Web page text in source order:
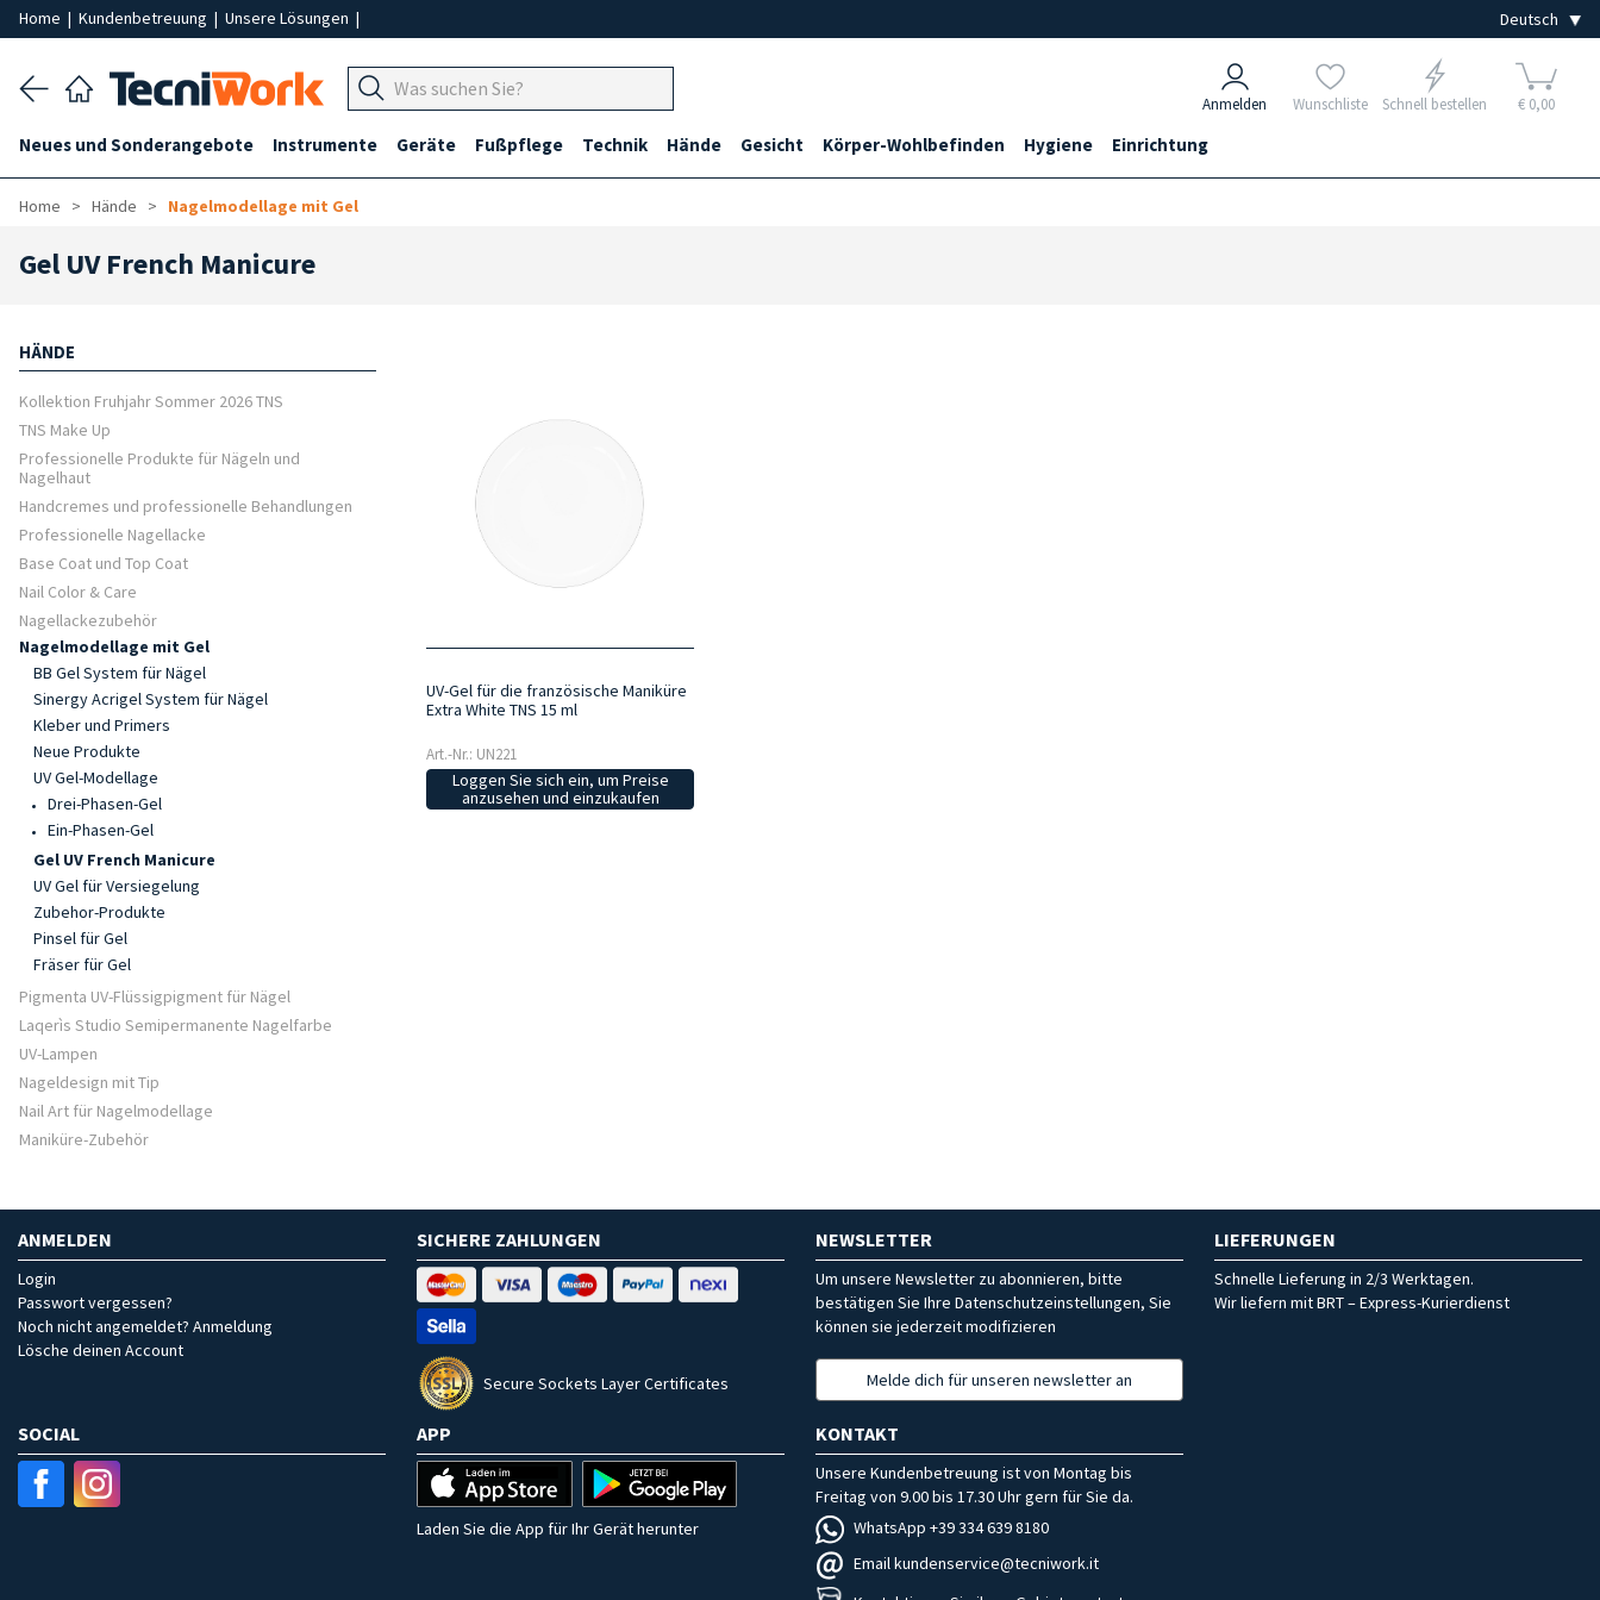
Home | Kundenbetreuung | Unsere Lösungen |
Anmelden Wunschliste Schnell bestellen € 0,00
Neues und Sonderangebote Instrumente Geräte Fußpflege Technik Hände Gesicht Körper-Wohlbefinden Hygiene Einrichtung
Home Hände Nagelmodellage mit Gel
Gel UV French Manicure
HÄNDE
Kollektion Fruhjahr Sommer 2026 TNS
TNS Make Up
Professionelle Produkte für Nägeln und
Nagelhaut
Handcremes und professionelle Behandlungen
Professionelle Nagellacke
Base Coat und Top Coat
Nail Color & Care
Nagellackezubehör
Nagelmodellage mit Gel
BB Gel System für Nägel
Sinergy Acrigel System für Nägel
Kleber und Primers
Neue Produkte
UV Gel-Modellage
Drei-Phasen-Gel
Ein-Phasen-Gel
Gel UV French Manicure
UV Gel für Versiegelung
Zubehor-Produkte
Pinsel für Gel
Fräser für Gel
Pigmenta UV-Flüssigpigment für Nägel
Laqerìs Studio Semipermanente Nagelfarbe
UV-Lampen
Nageldesign mit Tip
Nail Art für Nagelmodellage
Maniküre-Zubehör
UV-Gel für die französische Maniküre
Extra White TNS 15 ml
Art.-Nr.: UN221
Loggen Sie sich ein, um Preise
anzusehen und einzukaufen
ANMELDEN
Login
Passwort vergessen?
Noch nicht angemeldet? Anmeldung
Lösche deinen Account
SICHERE ZAHLUNGEN
Secure Sockets Layer Certificates
NEWSLETTER
Um unsere Newsletter zu abonnieren, bitte
bestätigen Sie Ihre Datenschutzeinstellungen, Sie
können sie jederzeit modifizieren
Melde dich für unseren newsletter an
LIEFERUNGEN
Schnelle Lieferung in 2/3 Werktagen.
Wir liefern mit BRT – Express-Kurierdienst
SOCIAL APP
Laden Sie die App für Ihr Gerät herunter
KONTAKT
Unsere Kundenbetreuung ist von Montag bis
Freitag von 9.00 bis 17.30 Uhr gern für Sie da.
WhatsApp +39 334 639 8180
Email kundenservice@tecniwork.it